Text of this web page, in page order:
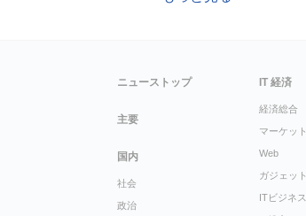
ニューストップ
主要
国内
社会
政治
IT 経済
経済総合
マーケット
Web
ガジェット
ITビジネス